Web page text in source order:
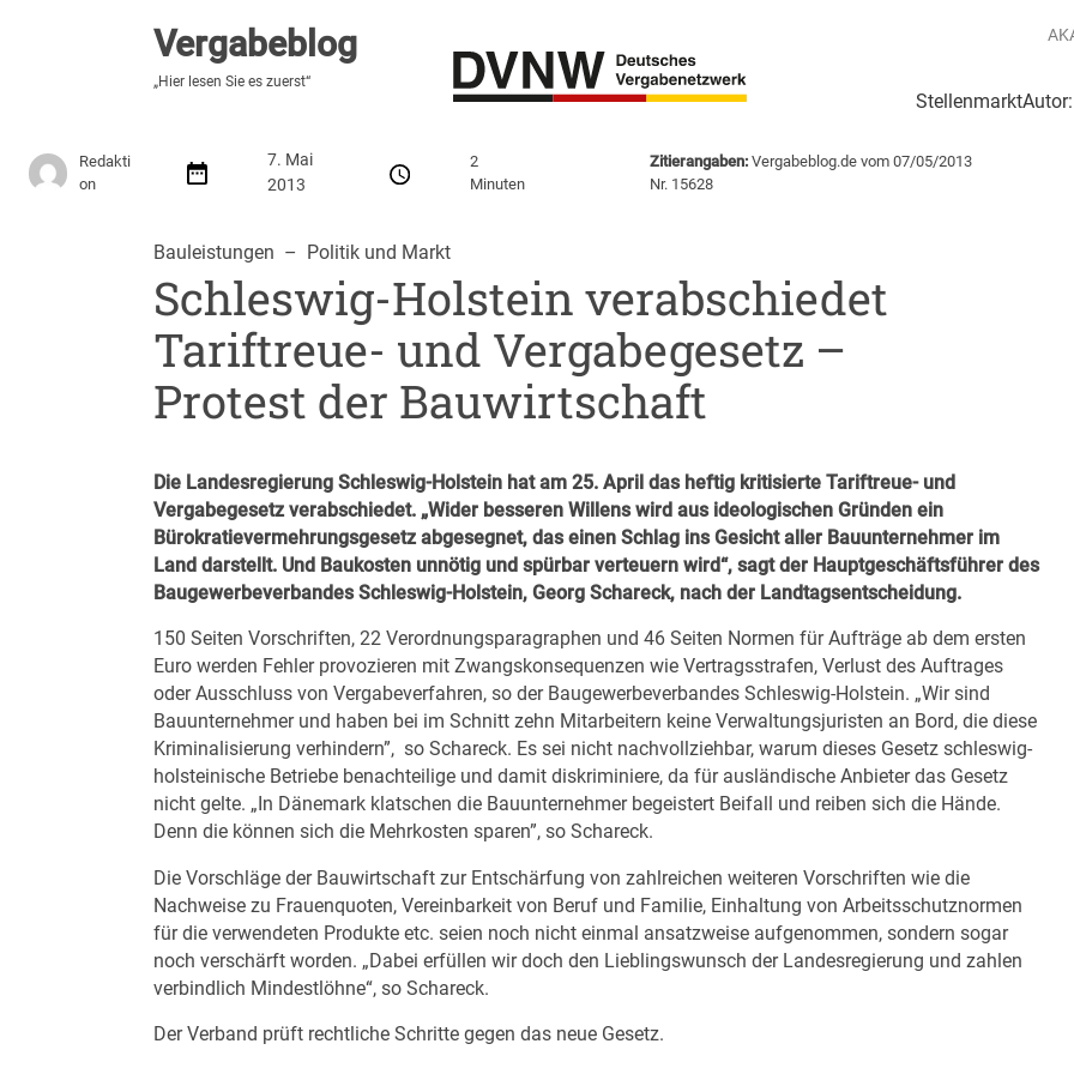
Vergabeblog
„Hier lesen Sie es zuerst“
Stellenmarkt
Vergabeblog
„Fundiert, praxisnah, kontrovers“
Redakti
on
7. Mai
2013
2
Minuten
Zitierangaben: Vergabeblog.de vom 07/05/2013
Nr. 15628
Bauleistungen
  –
Politik und Markt
Schleswig-Holstein verabschiedet
Tariftreue- und Vergabegesetz –
Protest der Bauwirtschaft
Die Landesregierung Schleswig-Holstein hat am 25. April das heftig kritisierte Tariftreue- und
Vergabegesetz verabschiedet. „Wider besseren Willens wird aus ideologischen Gründen ein
Bürokratievermehrungsgesetz abgesegnet, das einen Schlag ins Gesicht aller Bauunternehmer im
Land darstellt. Und Baukosten unnötig und spürbar verteuern wird“, sagt der Hauptgeschäftsführer des
Baugewerbeverbandes Schleswig-Holstein, Georg Schareck, nach der Landtagsentscheidung.
150 Seiten Vorschriften, 22 Verordnungsparagraphen und 46 Seiten Normen für Aufträge ab dem ersten
Euro werden Fehler provozieren mit Zwangskonsequenzen wie Vertragsstrafen, Verlust des Auftrages
oder Ausschluss von Vergabeverfahren, so der Baugewerbeverbandes Schleswig-Holstein. „Wir sind
Bauunternehmer und haben bei im Schnitt zehn Mitarbeitern keine Verwaltungsjuristen an Bord, die diese
Kriminalisierung verhindern”, so Schareck. Es sei nicht nachvollziehbar, warum dieses Gesetz schleswig-
holsteinische Betriebe benachteilige und damit diskriminiere, da für ausländische Anbieter das Gesetz
nicht gelte. „In Dänemark klatschen die Bauunternehmer begeistert Beifall und reiben sich die Hände.
Denn die können sich die Mehrkosten sparen”, so Schareck.
Die Vorschläge der Bauwirtschaft zur Entschärfung von zahlreichen weiteren Vorschriften wie die
Nachweise zu Frauenquoten, Vereinbarkeit von Beruf und Familie, Einhaltung von Arbeitsschutznormen
für die verwendeten Produkte etc. seien noch nicht einmal ansatzweise aufgenommen, sondern sogar
noch verschärft worden. „Dabei erfüllen wir doch den Lieblingswunsch der Landesregierung und zahlen
verbindlich Mindestlöhne“, so Schareck.
Der Verband prüft rechtliche Schritte gegen das neue Gesetz.